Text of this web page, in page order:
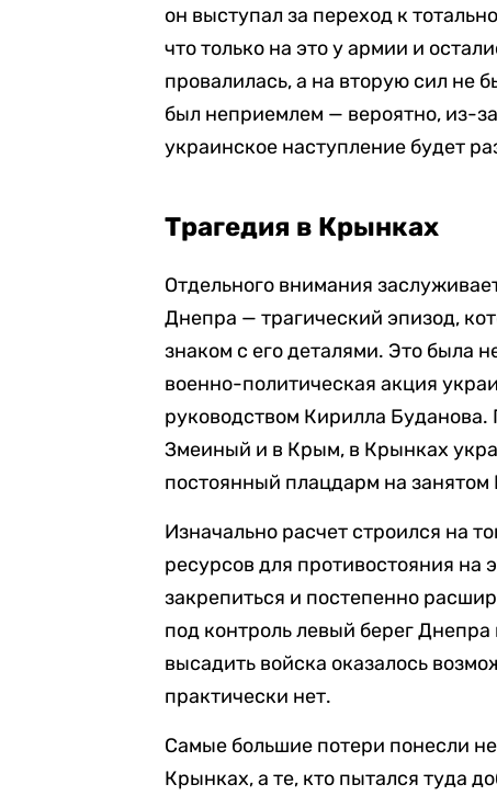
он выступал за переход к
что только на это у армии и
провалилась, а на вторую сил не
был неприемлем — вероятно, из-
украинское наступление будет
Трагедия в Крынках
Отдельного внимания
Днепра — трагический эпизод,
знаком с его деталями. Это была
военно-политическая акция
руководством Кирилла
Змеиный и в Крым, в Крынках
постоянный плацдарм на
Изначально расчет строился на
ресурсов для противостояния на
закрепиться и постепенно
под контроль левый берег
высадить войска оказалось
практически нет.
Самые большие потери понесли
Крынках, а те, кто пытался туда